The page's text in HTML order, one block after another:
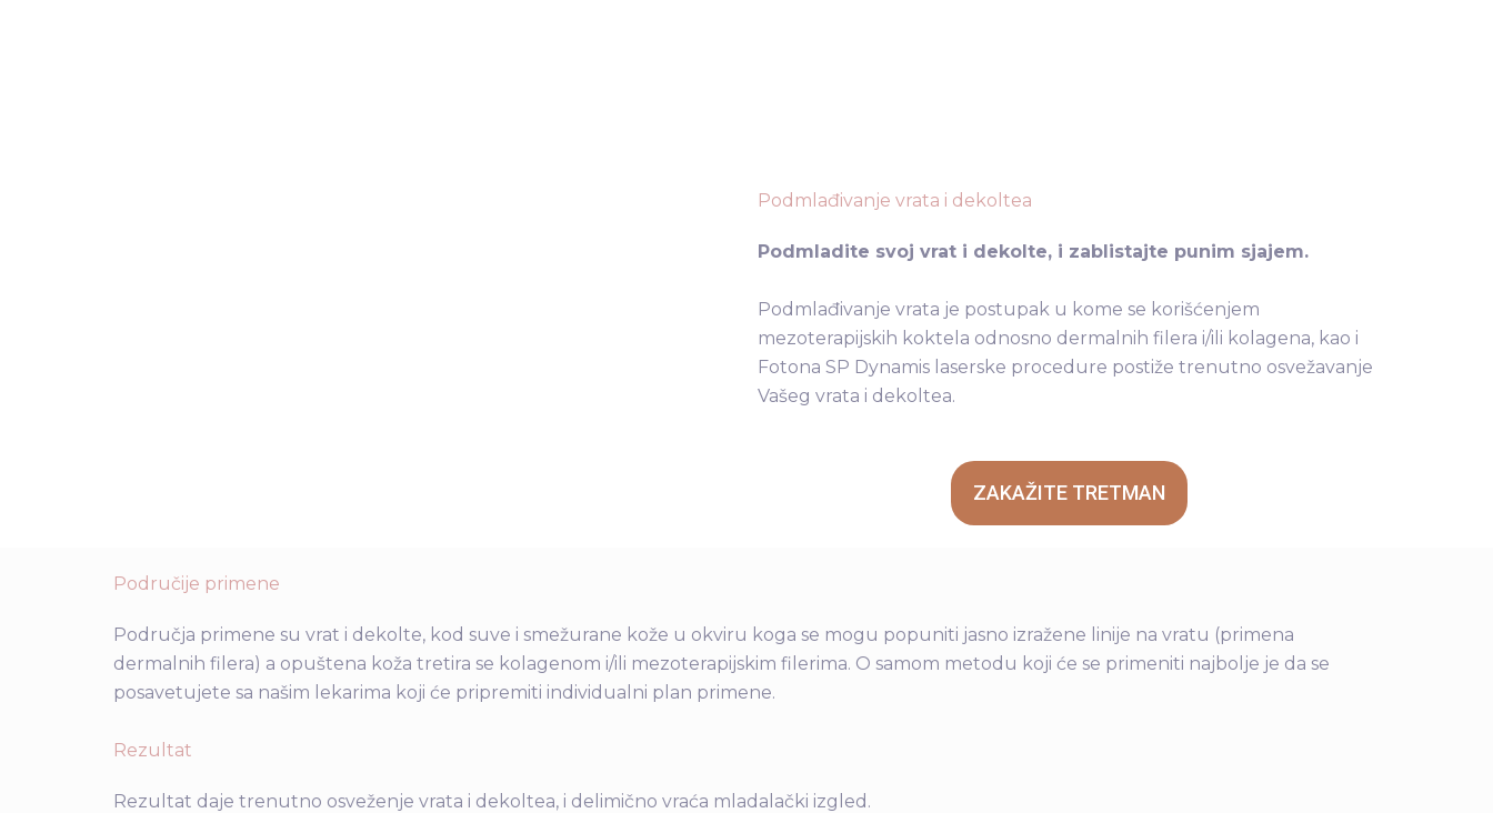
Podmlađivanje vrata i dekoltea
Podmladite svoj vrat i dekolte, i zablistajte punim sjajem.
Podmlađivanje vrata je postupak u kome se korišćenjem
mezoterapijskih koktela odnosno dermalnih filera i/ili kolagena, kao i
Fotona SP Dynamis laserske procedure postiže trenutno osvežavanje
Vašeg vrata i dekoltea.
ZAKAŽITE TRETMAN
Područije primene
Područja primene su vrat i dekolte, kod suve i smežurane kože u okviru koga se mogu popuniti jasno izražene linije na vratu (primena
dermalnih filera) a opuštena koža tretira se kolagenom i/ili mezoterapijskim filerima. O samom metodu koji će se primeniti najbolje je da se
posavetujete sa našim lekarima koji će pripremiti individualni plan primene.
Rezultat
Rezultat daje trenutno osveženje vrata i dekoltea, i delimično vraća mladalački izgled.